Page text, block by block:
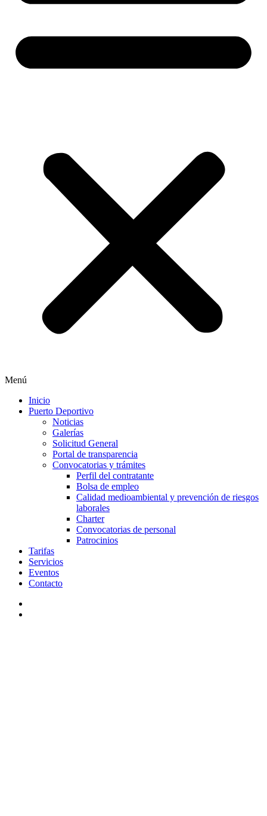
Menú
Inicio
Puerto Deportivo
Noticias
Galerías
Solicitud General
Portal de transparencia
Convocatorias y trámites
Perfil del contratante
Bolsa de empleo
Calidad medioambiental y prevención de riesgos
laborales
Charter
Convocatorias de personal
Patrocinios
Tarifas
Servicios
Eventos
Contacto